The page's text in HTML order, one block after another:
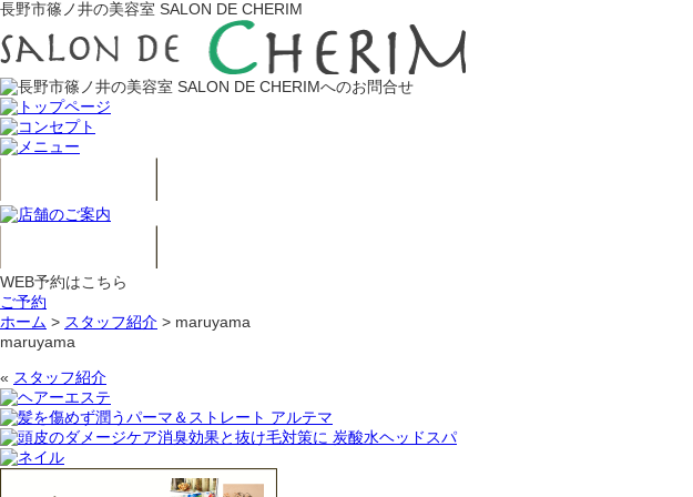
長野市篠ノ井の美容室 SALON DE CHERIM
WEB予約はこちら
ご予約
ホーム > スタッフ紹介 > maruyama
maruyama
« スタッフ紹介